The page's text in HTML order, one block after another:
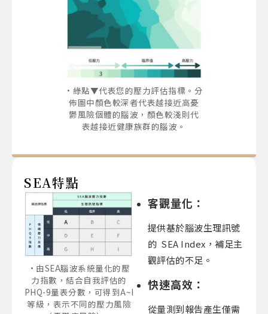
綠點▼代表您的壓力評估指標。分
佈圖中顏色較深者代表越接近高憂
鬱風險個體的腦波，顏色較淺則代
表越接近健康族群的腦波。
SEA特點
由SEA腦波系統量化的壓
力指數，結合自我評估的
PHQ-9量表分數，可得到A~I
等級，表示不同的壓力風險
客觀量化：
提供基於腦波生理訊號
的 SEA Index，補足主
觀評估的不足。
快速高效：
從量測到報告產生僅需